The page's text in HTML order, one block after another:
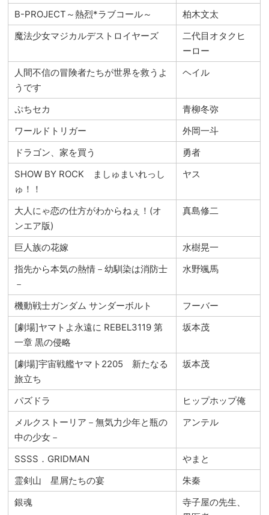
B-PROJECT～熱烈*ラブコール～
柏木文太
魔法少女マジカルデストロイヤーズ
二代目オタクヒ
ーロー
人間不信の冒険者たちが世界を救うよ
うです
ヘイル
ぷちセカ
青柳冬弥
ワールドトリガー
外岡一斗
ドラゴン、家を買う
勇者
SHOW BY ROCK ましゅまいれっし
ゅ！！
ヤス
大人にゃ恋の仕方がわからねぇ！(オ
ンエア版)
真島修二
巨人族の花嫁
水樹晃一
指先から本気の熱情－幼馴染は消防士
－
水野颯馬
機動戦士ガンダム サンダーボルト
フーバー
[劇場]ヤマトよ永遠に REBEL3119 第
一章 黒の侵略
坂本茂
[劇場]宇宙戦艦ヤマト2205 新たなる
旅立ち
坂本茂
パズドラ
ヒップホップ俺
メルクストーリア－無気力少年と瓶の
中の少女－
アンテル
SSSS．GRIDMAN
やまと
霊剣山 星屑たちの宴
朱秦
銀魂
寺子屋の先生、